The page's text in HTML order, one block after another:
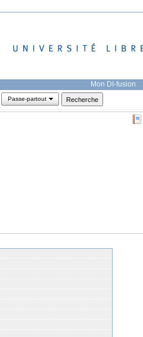
Mon DI-fusion
Passe-partout